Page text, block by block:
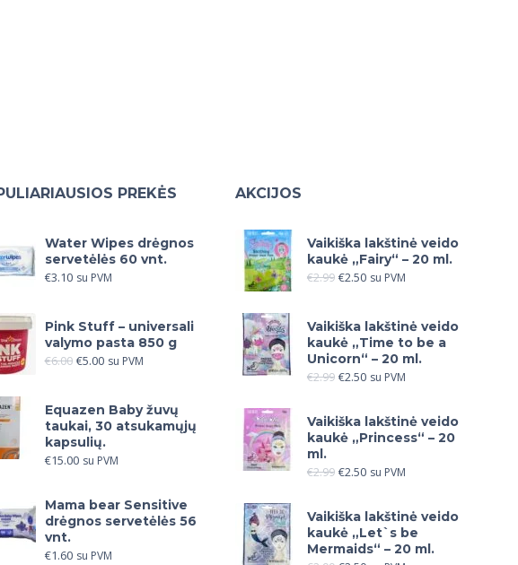
PREKĖS
Water Wipes drėgnos
servetėlės 60 vnt.
€3.10 su PVM
Pink Stuff – universali
valymo pasta 850 g
€6.00 €5.00 su PVM
Equazen Baby žuvų
taukai, 30 atsukamųjų
kapsulių.
€15.00 su PVM
Mama bear Sensitive
drėgnos servetėlės 56
vnt.
€1.60 su PVM
AKCIJOS
Vaikiška lakštinė veido
kaukė „Fairy“ – 20 ml.
€2.99 €2.50 su PVM
Vaikiška lakštinė veido
kaukė „Time to be a
Unicorn“ – 20 ml.
€2.99 €2.50 su PVM
Vaikiška lakštinė veido
kaukė „Princess“ – 20
ml.
€2.99 €2.50 su PVM
Vaikiška lakštinė veido
kaukė „Let`s be
Mermaids“ – 20 ml.